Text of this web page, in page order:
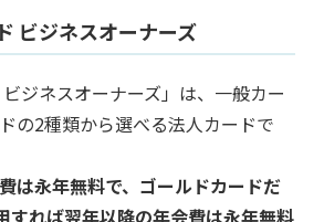
ビジネスオーナーズ
ビジネスオーナーズ」は、一般カー
の2種類から選べる法人カードで
は永年無料で、ゴールドカードだ
すれば翌年以降の年会費は永年無料